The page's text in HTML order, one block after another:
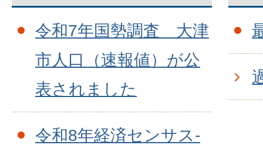
令和7年国勢調査 大津
市人口（速報値）が公
表されました
令和8年経済センサス-